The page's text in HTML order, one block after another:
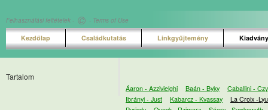
Felhasználási feltételek - © - Terms of Use
Kezdőlap Családkutatás Linkgyűjtemény
Tartalom
Áaron - Azzivielghi Baán - Byky
Caballini -
Ibrányi - Just
Kabarcz - Kvassay
La Croix -